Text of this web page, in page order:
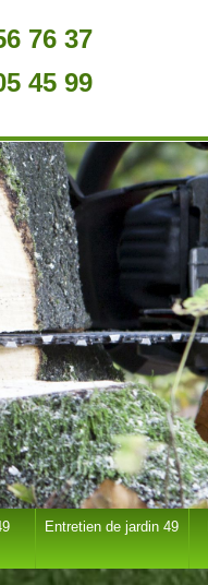
76 37
45 99
Entretien de jardin 49